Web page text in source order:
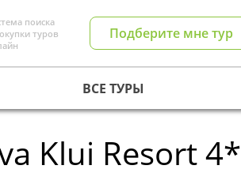
поиска
туров
Подберите мне тур
ВСЕ ТУРЫ
Klui Resort 4*